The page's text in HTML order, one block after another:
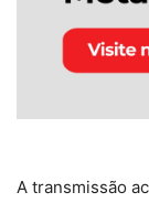
A transmissão